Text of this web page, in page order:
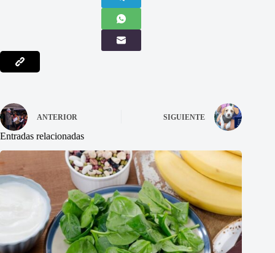
ANTERIOR SIGUIENTE
Entradas relacionadas